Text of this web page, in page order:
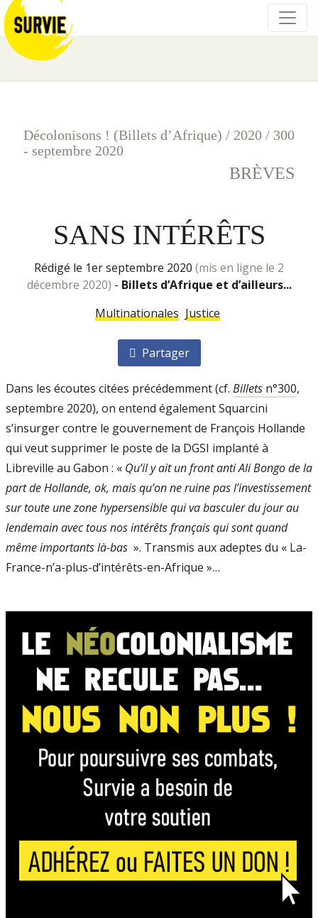
Décolonisons ! (Billets d’Afrique) / 2020 / 300
- septembre 2020
BRÈVES
SANS INTÉRÊTS
rédigé le 1er septembre 2020 (mis en ligne le 2
décembre 2020) - Billets d’Afrique et d’ailleurs...
Multinationales Justice
Partager
Dans les écoutes citées précédemment (cf. Billets n°300,
septembre 2020), on entend également Squarcini
s’insurger contre le gouvernement de François Hollande
qui veut supprimer le poste de la DGSI implanté à
Libreville au Gabon : « Qu’il y ait un front anti Ali Bongo de la
part de Hollande, ok, mais qu’on ne ruine pas l’investissement
sur toute une zone hypersensible qui va basculer du jour au
lendemain avec tous nos intérêts français qui sont quand
même importants là-bas ». Transmis aux adeptes du « La-
France-n’a-plus-d’intérêts-en-Afrique »…